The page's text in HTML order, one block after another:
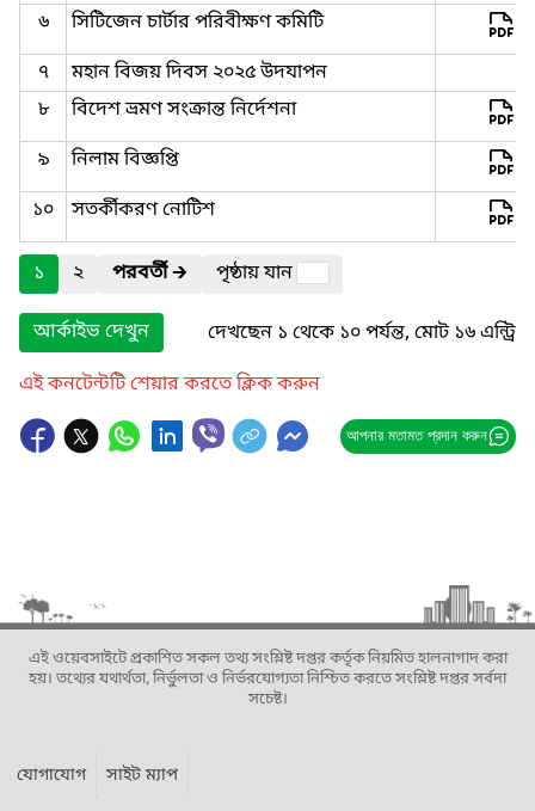
৬
সিটিজেন চার্টার পরিবীক্ষণ কমিটি
৭
মহান বিজয় দিবস ২০২৫ উদযাপন
৮
বিদেশ ভ্রমণ সংক্রান্ত নির্দেশনা
৯
নিলাম বিজ্ঞপ্তি
১০
সতর্কীকরণ নোটিশ
১ ২ পরবর্তী🡲 পৃষ্ঠায় যান
আর্কাইভ দেখুন
দেখছেন ১ থেকে ১০ পর্যন্ত, মোট ১৬ এন্ট্রি
এই কনটেন্টটি শেয়ার করতে ক্লিক করুন
আপনার মতামত প্রদান করুন
এই ওয়েবসাইটে প্রকাশিত সকল তথ্য সংশ্লিষ্ট দপ্তর কর্তৃক নিয়মিত হালনাগাদ করা
হয়। তথ্যের যথার্থতা, নির্ভুলতা ও নির্ভরযোগ্যতা নিশ্চিত করতে সংশ্লিষ্ট দপ্তর সর্বদা
সচেষ্ট।
যোগাযোগ সাইট ম্যাপ